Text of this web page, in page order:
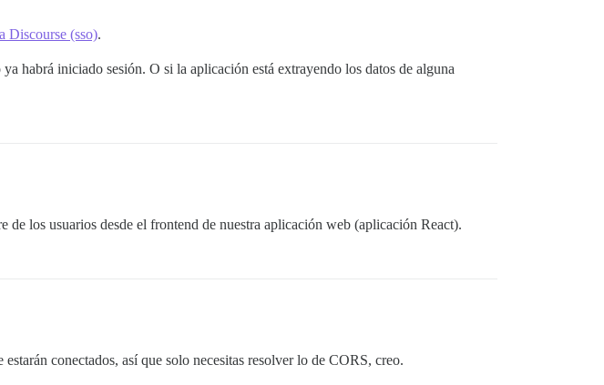
Discourse (sso).
habrá iniciado sesión. O si la aplicación está extrayendo los datos de alguna
los usuarios desde el frontend de nuestra aplicación web (aplicación React).
conectados, así que solo necesitas resolver lo de CORS, creo.